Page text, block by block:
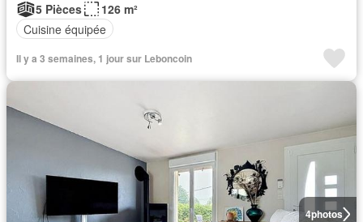
5 Pièces
126 m²
Cuisine équipée
Il y a 3 semaines, 1 jour sur Leboncoin
4photos